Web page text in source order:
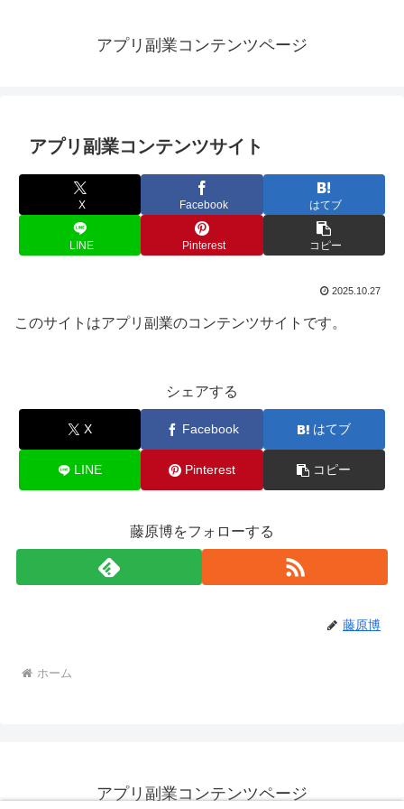
アプリ副業コンテンツページ
アプリ副業コンテンツサイト
X Facebook はてブ
LINE Pinterest コピー
2025.10.27
このサイトはアプリ副業のコンテンツサイトです。
シェアする
X Facebook はてブ
LINE Pinterest コピー
藤原博をフォローする
藤原博
ホーム
アプリ副業コンテンツページ